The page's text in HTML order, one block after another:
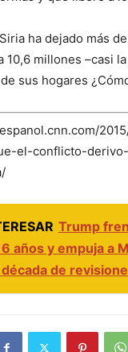
ha dejado más
10,6 millones –casi
sus hogares
el-conflicto-
Trump
años y empuja a
década de